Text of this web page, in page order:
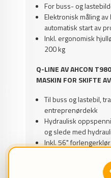
For buss- og
Elektronisk måling
automatisk start av
Inkl. ergonomisk
200 kg
Q-LINE AV AHCON T980
MASKIN FOR SKIFTE
Til buss og lastebil,
entreprenørdekk
Hydraulisk
og slede med
Inkl. 56"
AHCON TBR ALCATRAZ